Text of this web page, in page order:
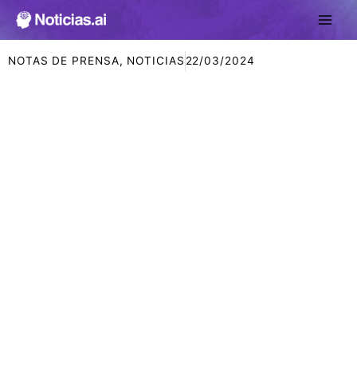
NOTAS DE PRENSA, NOTICIAS 22/03/2024